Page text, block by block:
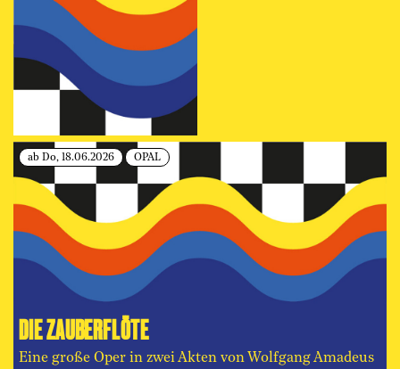
ab Do, 18.06.2026 OPAL
DIE ZAUBERFLÖTE
Eine große Oper in zwei Akten von Wolfgang Amadeus